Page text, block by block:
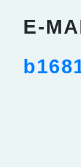
E-